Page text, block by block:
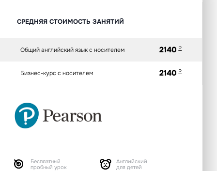
СРЕДНЯЯ СТОИМОСТЬ ЗАНЯТИЙ
Общий английский язык с носителем 2140 P
Бизнес-курс с носителем 2140 P
Бесплатный
пробный урок
Английский
для детей